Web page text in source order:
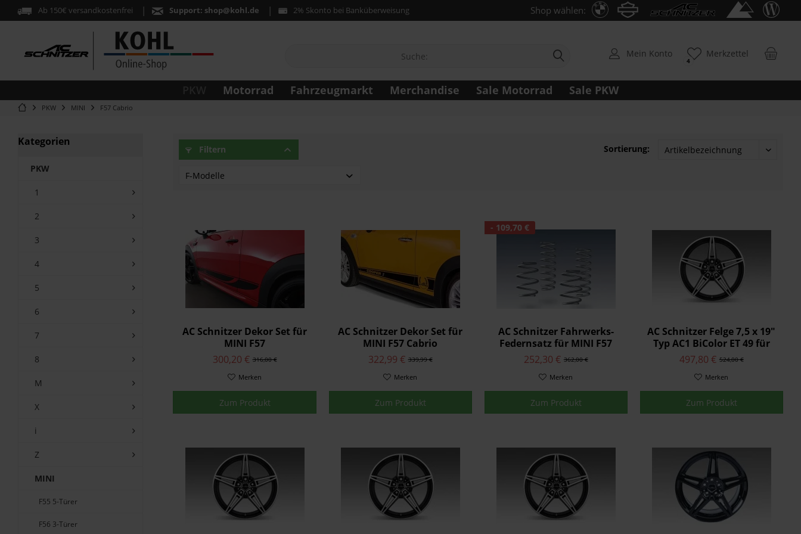
Ab 150€ versandkostenfrei Support: shop@kohl.de 2% Skonto bei Banküberweisung Shop wählen:
4
Merkzettel
Mein Konto
Motorrad Fahrzeugmarkt Merchandise Sale Motorrad Sale PKW
PKW MINI F57 Cabrio
Kategorien
PKW
1
2
3
4
5
6
7
8
M
X
i
Z
MINI
F55 5-Türer
F56 3-Türer
Filtern Sortierung:
F-Modelle
F56-LCI-2 (ab 03/2021)
F57
F57-Cabrio
AC Schnitzer Dekor Set für
MINI F57
316,00 €
300,20 €
Merken
Zum Produkt
AC Schnitzer Dekor Set für
MINI F57 Cabrio
339,99 €
322,99 €
Merken
Zum Produkt
- 109,70 €
AC Schnitzer Fahrwerks-
Federnsatz für MINI F57
Cabrio362,00 €
252,30 €
Merken
Zum Produkt
AC Schnitzer Felge 7,5 x 19"
Typ AC1 BiColor ET 49 für
MINI F57 Cabrio
524,00 €
497,80 €
Merken
Zum Produkt